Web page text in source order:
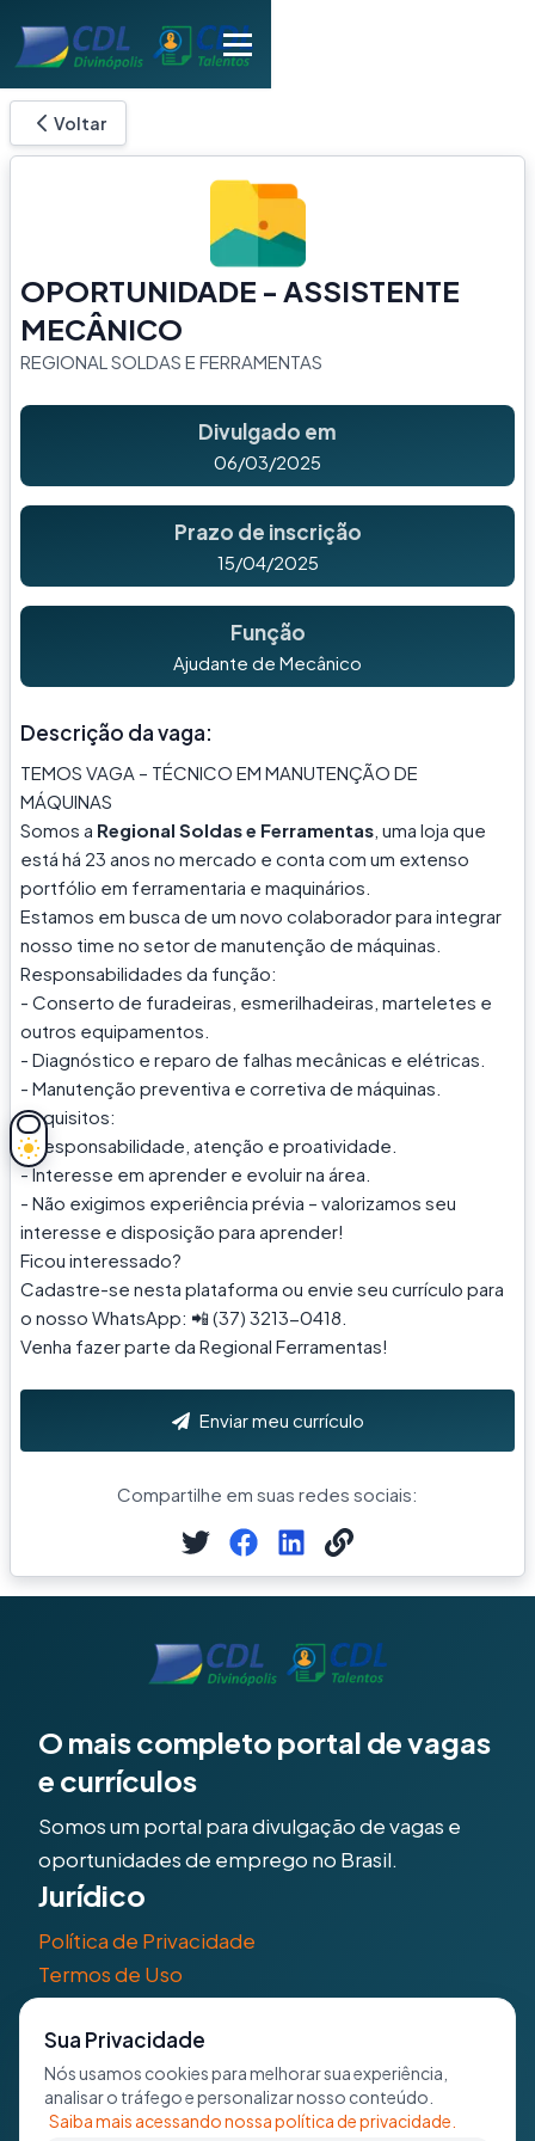
Voltar
OPORTUNIDADE - ASSISTENTE
MECÂNICO
REGIONAL SOLDAS E FERRAMENTAS
Divulgado em
06/03/2025
Prazo de inscrição
15/04/2025
Função
Ajudante de Mecânico
Descrição da vaga:
TEMOS VAGA – TÉCNICO EM MANUTENÇÃO DE
MÁQUINAS
Somos a Regional Soldas e Ferramentas , uma loja que
está há 23 anos no mercado e conta com um extenso
portfólio em ferramentaria e maquinários.
Estamos em busca de um novo colaborador para integrar
nosso time no setor de manutenção de máquinas.
Responsabilidades da função:
- Conserto de furadeiras, esmerilhadeiras, marteletes e
outros equipamentos.
- Diagnóstico e reparo de falhas mecânicas e elétricas.
- Manutenção preventiva e corretiva de máquinas.
Requisitos:
- Responsabilidade, atenção e proatividade.
- Interesse em aprender e evoluir na área.
- Não exigimos experiência prévia – valorizamos seu
interesse e disposição para aprender!
Ficou interessado?
Cadastre-se nesta plataforma ou envie seu currículo para
o nosso WhatsApp: 📲 (37) 3213-0418.
Venha fazer parte da Regional Ferramentas!
Enviar meu currículo
Compartilhe em suas redes sociais:
O mais completo portal de vagas
e currículos
Somos um portal para divulgação de vagas e
oportunidades de emprego no Brasil.
Jurídico
Política de Privacidade
Termos de Uso
Explore
Como funciona
Parceiros
Sua Privacidade
Nós usamos cookies para melhorar sua experiência,
analisar o tráfego e personalizar nosso conteúdo.
Saiba mais acessando nossa política de privacidade.